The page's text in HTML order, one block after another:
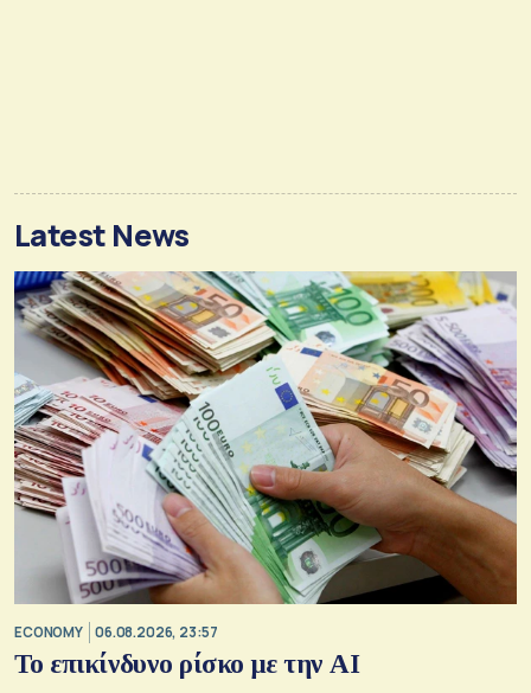
Latest News
ECONOMY 06.08.2026, 23:57
Το επικίνδυνο ρίσκο με την ΑΙ